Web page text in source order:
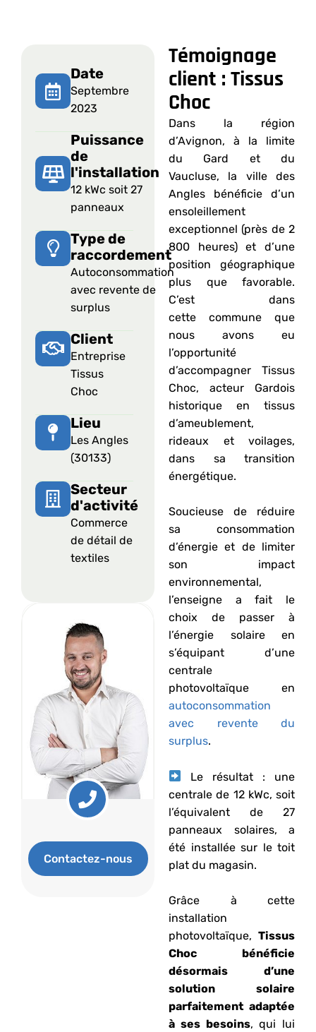
Date
Septembre
2023
Puissance
de
l'installation
12 kWc soit 27
panneaux
Type de
raccordement
Autoconsommation
avec revente de
surplus
Client
Entreprise
Tissus
Choc
Lieu
Les Angles
(30133)
Secteur
d'activité
Commerce
de détail de
textiles
Contactez-nous
Témoignage
client : Tissus
Choc
Dans la région
d’Avignon, à la limite
du Gard et du
Vaucluse, la ville des
Angles bénéficie d’un
ensoleillement
exceptionnel (près de 2
800 heures) et d’une
position géographique
plus que favorable.
C’est dans
cette commune que
nous avons eu
l’opportunité
d’accompagner Tissus
Choc, acteur Gardois
historique en tissus
d’ameublement,
rideaux et voilages,
dans sa transition
énergétique.
Soucieuse de réduire
sa consommation
d’énergie et de limiter
son impact
environnemental,
l’enseigne a fait le
choix de passer à
l’énergie solaire en
s’équipant d’une
centrale
photovoltaïque en
autoconsommation
avec revente du
surplus.
Le résultat : une
centrale de 12 kWc, soit
l’équivalent de 27
panneaux solaires, a
été installée sur le toit
plat du magasin.
Grâce à cette
installation
photovoltaïque, Tissus
Choc bénéficie
désormais d’une
solution solaire
parfaitement adaptée
à ses besoins, qui lui